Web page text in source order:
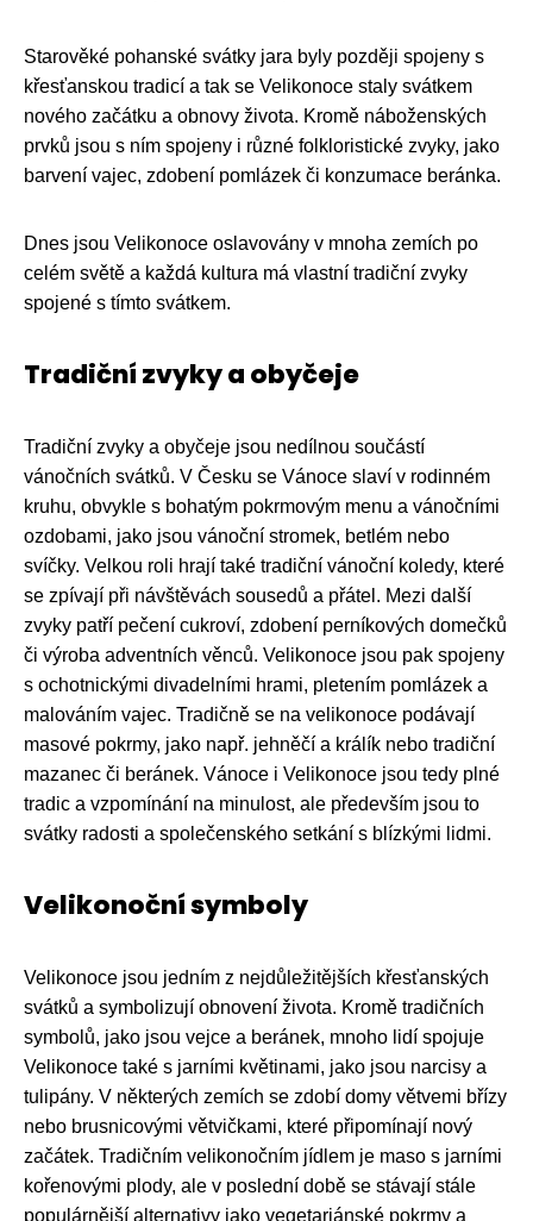
Starověké pohanské svátky jara byly později spojeny s
křesťanskou tradicí a tak se Velikonoce staly svátkem
nového začátku a obnovy života. Kromě náboženských
prvků jsou s ním spojeny i různé folkloristické zvyky, jako
barvení vajec, zdobení pomlázek či konzumace beránka.
Dnes jsou Velikonoce oslavovány v mnoha zemích po
celém světě a každá kultura má vlastní tradiční zvyky
spojené s tímto svátkem.
Tradiční zvyky a obyčeje
Tradiční zvyky a obyčeje jsou nedílnou součástí
vánočních svátků. V Česku se Vánoce slaví v rodinném
kruhu, obvykle s bohatým pokrmovým menu a vánočními
ozdobami, jako jsou vánoční stromek, betlém nebo
svíčky. Velkou roli hrají také tradiční vánoční koledy, které
se zpívají při návštěvách sousedů a přátel. Mezi další
zvyky patří pečení cukroví, zdobení perníkových domečků
či výroba adventních věnců. Velikonoce jsou pak spojeny
s ochotnickými divadelními hrami, pletením pomlázek a
malováním vajec. Tradičně se na velikonoce podávají
masové pokrmy, jako např. jehněčí a králík nebo tradiční
mazanec či beránek. Vánoce i Velikonoce jsou tedy plné
tradic a vzpomínání na minulost, ale především jsou to
svátky radosti a společenského setkání s blízkými lidmi.
Velikonoční symboly
Velikonoce jsou jedním z nejdůležitějších křesťanských
svátků a symbolizují obnovení života. Kromě tradičních
symbolů, jako jsou vejce a beránek, mnoho lidí spojuje
Velikonoce také s jarními květinami, jako jsou narcisy a
tulipány. V některých zemích se zdobí domy větvemi břízy
nebo brusnicovými větvičkami, které připomínají nový
začátek. Tradičním velikonočním jídlem je maso s jarními
kořenovými plody, ale v poslední době se stávají stále
populárnější alternativy jako vegetariánské pokrmy a